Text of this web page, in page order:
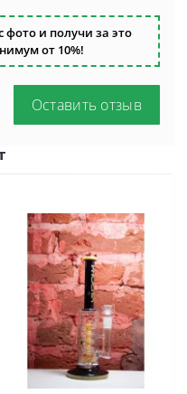
и получи за это
от 10%!
Оставить отзыв